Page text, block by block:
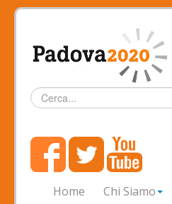
Cerca...
Home Chi Siamo